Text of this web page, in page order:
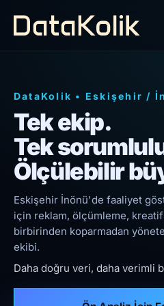
DataKolik • Eskişehir /
Tek ekip.
Tek
Ölçülebilir
Eskişehir İnönü'de faaliyet
için reklam, ölçümleme, kreatif
birbirinden koparmadan
ekibi.
Daha doğru veri, daha verimli